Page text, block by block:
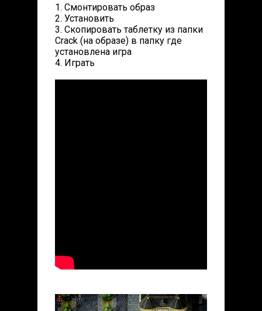
1. Смонтировать образ
2. Установить
3. Скопировать таблетку из папки
Crack (на образе) в папку где
установлена игра
4. Играть